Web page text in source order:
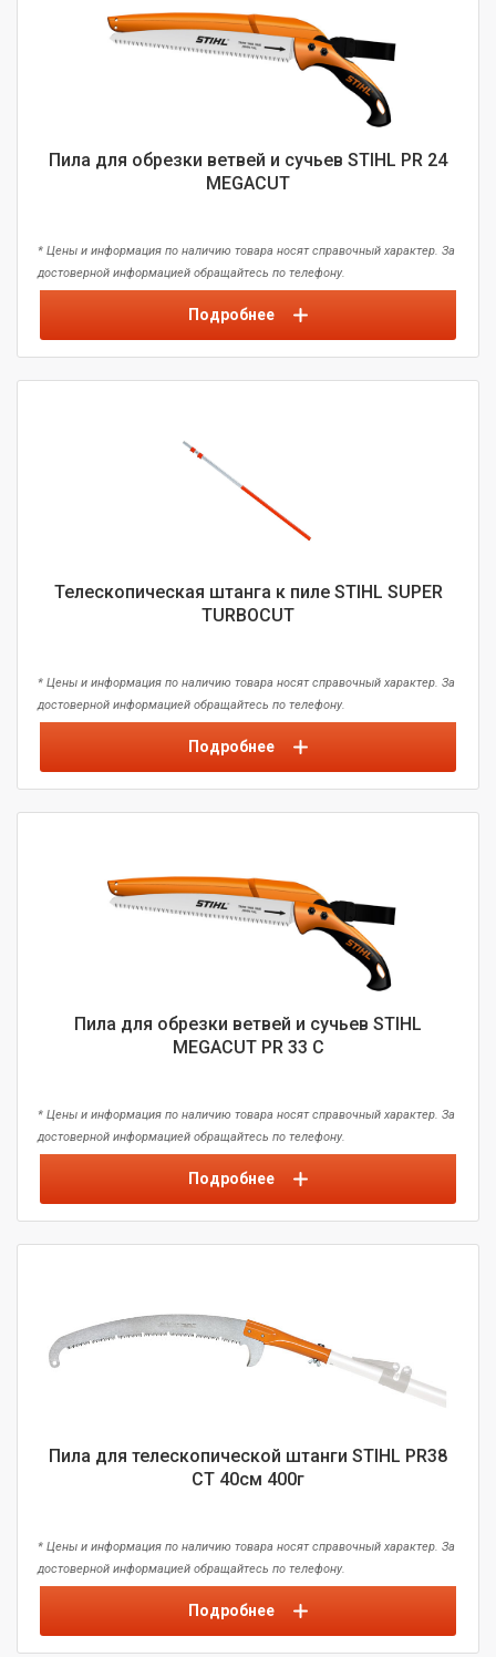
Пила для обрезки ветвей и сучьев STIHL PR 24
MEGACUT
* Цены и информация по наличию товара носят справочный характер. За
достоверной информацией обращайтесь по телефону.
Подробнее
Телескопическая штанга к пиле STIHL SUPER
TURBOCUT
* Цены и информация по наличию товара носят справочный характер. За
достоверной информацией обращайтесь по телефону.
Подробнее
Пила для обрезки ветвей и сучьев STIHL
MEGACUT PR 33 C
* Цены и информация по наличию товара носят справочный характер. За
достоверной информацией обращайтесь по телефону.
Подробнее
Пила для телескопической штанги STIHL PR38
CT 40см 400г
* Цены и информация по наличию товара носят справочный характер. За
достоверной информацией обращайтесь по телефону.
Подробнее